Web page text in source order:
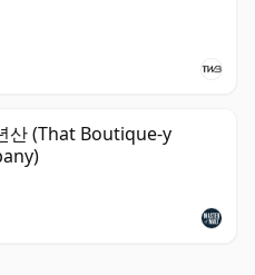
산 (That Boutique-y